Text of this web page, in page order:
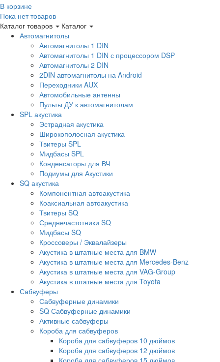
В корзине
Пока нет товаров
Каталог товаров
Каталог
Автомагнитолы
Автомагнитолы 1 DIN
Автомагнитолы 1 DIN с процессором DSP
Автомагнитолы 2 DIN
2DIN автомагнитолы на Android
Переходники AUX
Автомобильные антенны
Пульты ДУ к автомагнитолам
SPL акустика
Эстрадная акустика
Широкополосная акустика
Твитеры SPL
Мидбасы SPL
Конденсаторы для ВЧ
Подиумы для Акустики
SQ акустика
Компонентная автоакустика
Коаксиальная автоакустика
Твитеры SQ
Среднечастотники SQ
Мидбасы SQ
Кроссоверы / Эквалайзеры
Акустика в штатные места для BMW
Акустика в штатные места для Mercedes-Benz
Акустика в штатные места для VAG-Group
Акустика в штатные места для Toyota
Сабвуферы
Сабвуферные динамики
SQ Сабвуферные динамики
Активные сабвуферы
Короба для сабвуферов
Короба для сабвуферов 10 дюймов
Короба для сабвуферов 12 дюймов
Короба для сабвуферов 15 дюймов